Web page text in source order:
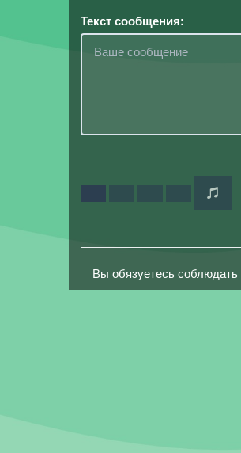
Текст сообщения:
Вы обязуетесь соблюдать